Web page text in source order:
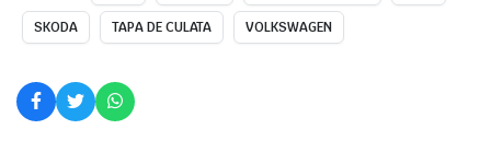
SKODA TAPA DE CULATA VOLKSWAGEN